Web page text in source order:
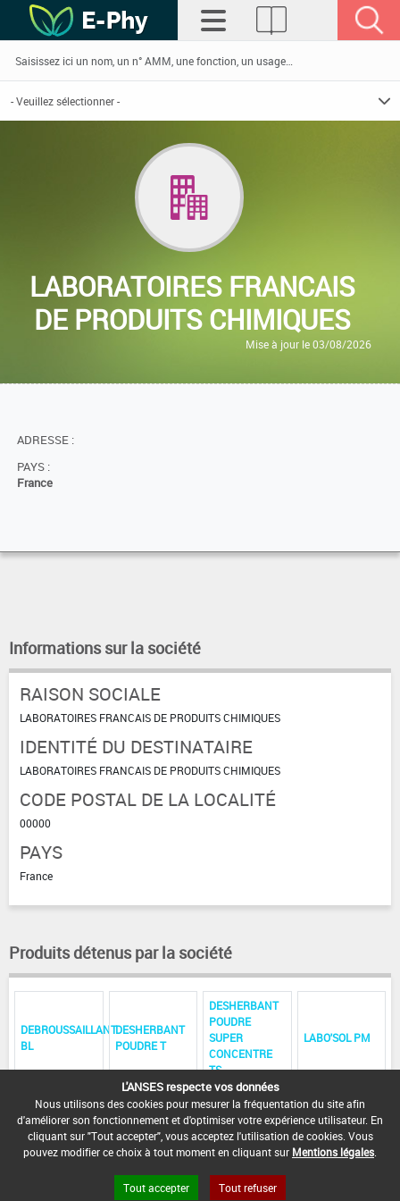
LABORATOIRES FRANCAIS
DE PRODUITS CHIMIQUES
Mise à jour le 03/08/2026
ADRESSE :
PAYS :
France
Informations sur la société
RAISON SOCIALE
LABORATOIRES FRANCAIS DE PRODUITS CHIMIQUES
IDENTITÉ DU DESTINATAIRE
LABORATOIRES FRANCAIS DE PRODUITS CHIMIQUES
CODE POSTAL DE LA LOCALITÉ
00000
PAYS
France
Produits détenus par la société
DEBROUSSAILLANT
BL
DESHERBANT
POUDRE T
DESHERBANT
POUDRE
SUPER
CONCENTRE
TS
LABO'SOL PM
LABO'SOL L LABIAZOLE TA LABO'SOL LC
L'ANSES respecte vos données
Nous utilisons des cookies pour mesurer la fréquentation du site afin
d'améliorer son fonctionnement et d'optimiser votre expérience utilisateur. En
cliquant sur "Tout accepter", vous acceptez l'utilisation de cookies. Vous
pouvez modifier ce choix à tout moment en cliquant sur Mentions légales
Tout accepter Tout refuser